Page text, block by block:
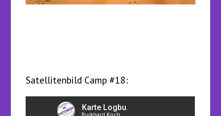
Satellitenbild Camp #18: